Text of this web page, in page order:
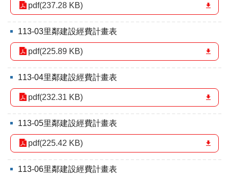
pdf(237.28 KB)
113-03里鄰建設經費計畫表
pdf(225.89 KB)
113-04里鄰建設經費計畫表
pdf(232.31 KB)
113-05里鄰建設經費計畫表
pdf(225.42 KB)
113-06里鄰建設經費計畫表